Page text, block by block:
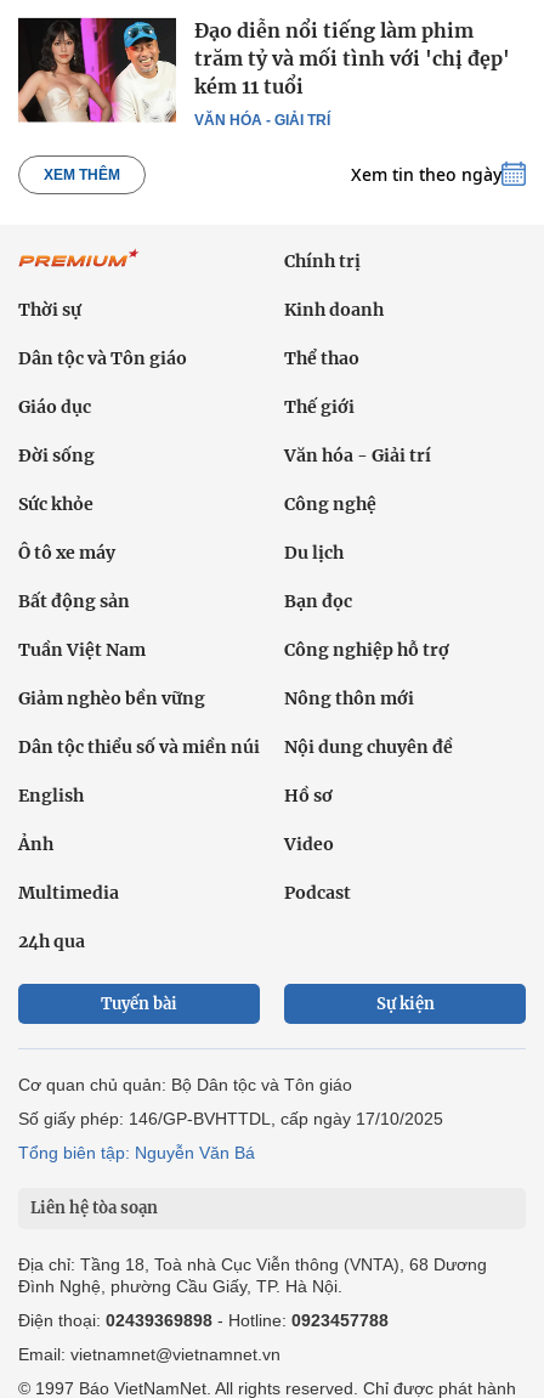
VĂN HÓA - GIẢI TRÍ
Đạo diễn nổi tiếng làm phim
trăm tỷ và mối tình với 'chị đẹp'
kém 11 tuổi
XEM THÊM Xem tin theo ngày
Chính trị
Thời sự Kinh doanh
Dân tộc và Tôn giáo Thể thao
Giáo dục Thế giới
Đời sống Văn hóa - Giải trí
Sức khỏe Công nghệ
Ô tô xe máy Du lịch
Bất động sản Bạn đọc
Tuần Việt Nam Công nghiệp hỗ trợ
Giảm nghèo bền vững Nông thôn mới
Dân tộc thiểu số và miền núi Nội dung chuyên đề
English Hồ sơ
Ảnh Video
Multimedia Podcast
24h qua
Tuyến bài Sự kiện
Cơ quan chủ quản: Bộ Dân tộc và Tôn giáo
Số giấy phép: 146/GP-BVHTTDL, cấp ngày 17/10/2025
Tổng biên tập: Nguyễn Văn Bá
Liên hệ tòa soạn
Địa chỉ: Tầng 18, Toà nhà Cục Viễn thông (VNTA), 68 Dương
Đình Nghệ, phường Cầu Giấy, TP. Hà Nội.
Điện thoại: 02439369898 - Hotline: 0923457788
Email: vietnamnet@vietnamnet.vn
© 1997 Báo VietNamNet. All rights reserved. Chỉ được phát hành